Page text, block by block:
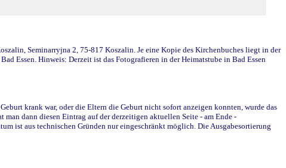
Seminarryjna 2, 75-817 Koszalin. Je eine Kopie des Kirchenbuches liegt in der
Essen. Hinweis: Derzeit ist das Fotografieren in der Heimatstube in Bad Essen
krank war, oder die Eltern die Geburt nicht sofort anzeigen konnten, wurde das
dann diesen Eintrag auf der derzeitigen aktuellen Seite - am Ende -
ist aus technischen Gründen nur eingeschränkt möglich. Die Ausgabesortierung